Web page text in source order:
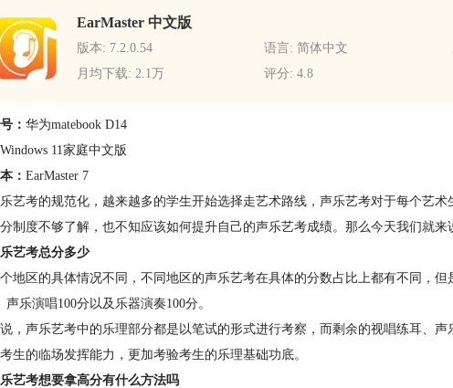
EarMaster 中文版
版本: 7.2.0.54 语言: 简体中文
月均下载: 2.1万
评分: 4.8
： 华为matebook D14
Windows 11家庭中文版
： EarMaster 7
艺考的规范化，越来越多的学生开始选择走艺术路线，声乐艺考对于每个艺
制度不够了解，也不知应该如何提升自己的声乐艺考成绩。那么今天我们就
艺考总分多少
地区的具体情况不同，不同地区的声乐艺考在具体的分数占比上都有不同，
声乐演唱100分以及乐器演奏100分。
，声乐艺考中的乐理部分都是以笔试的形式进行考察，而剩余的视唱练耳、
生的临场发挥能力，更加考验考生的乐理基础功底。
艺考想要拿高分有什么方法吗